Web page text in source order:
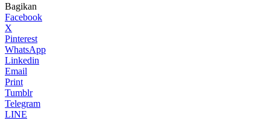
Bagikan
Facebook
X
Pinterest
WhatsApp
Linkedin
Email
Print
Tumblr
Telegram
LINE